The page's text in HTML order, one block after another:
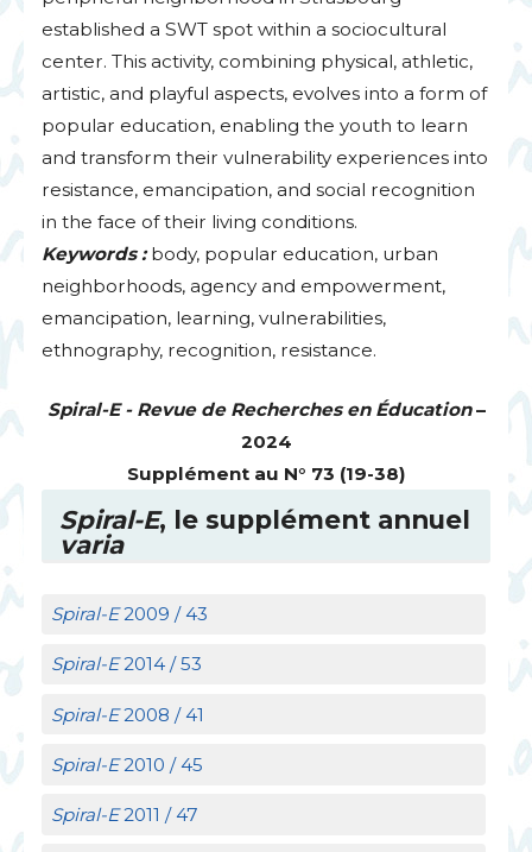
established a SWT spot within a sociocultural
center. This activity, combining physical, athletic,
artistic, and playful aspects, evolves into a form of
popular education, enabling the youth to learn
and transform their vulnerability experiences into
resistance, emancipation, and social recognition
in the face of their living conditions.
Keywords : body, popular education, urban
neighborhoods, agency and empowerment,
emancipation, learning, vulnerabilities,
ethnography, recognition, resistance.
Spiral-E - Revue de Recherches en Éducation–
2024
Supplément au N° 73 (19-38)
Spiral-E, le supplément annuel
varia
Spiral-E2009 / 43
Spiral-E2014 / 53
Spiral-E2008 / 41
Spiral-E2010 / 45
Spiral-E2011 / 47